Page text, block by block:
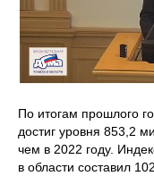
По итогам прошлого
достиг уровня 853,2
чем в 2022 году.
в области составил